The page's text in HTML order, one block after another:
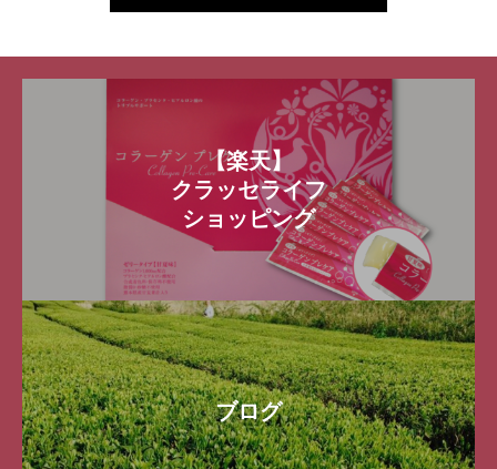
【楽天】
クラッセライフ
ショッピング
ブログ